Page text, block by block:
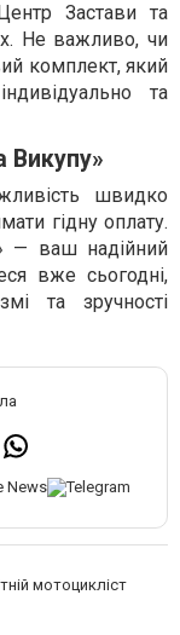
Застави та
Не важливо, чи
комплект, який
та
Викупу»
швидко
гідну оплату.
— ваш надійний
вже сьогодні,
та зручності
мотоцикліст